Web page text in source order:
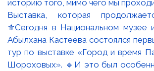
Выставка, которая
⚜️Сегодня в Национальном музее
Абылхана Кастеева состоялся
тур по выставке «Город и время
Шороховых». 🔹И это был